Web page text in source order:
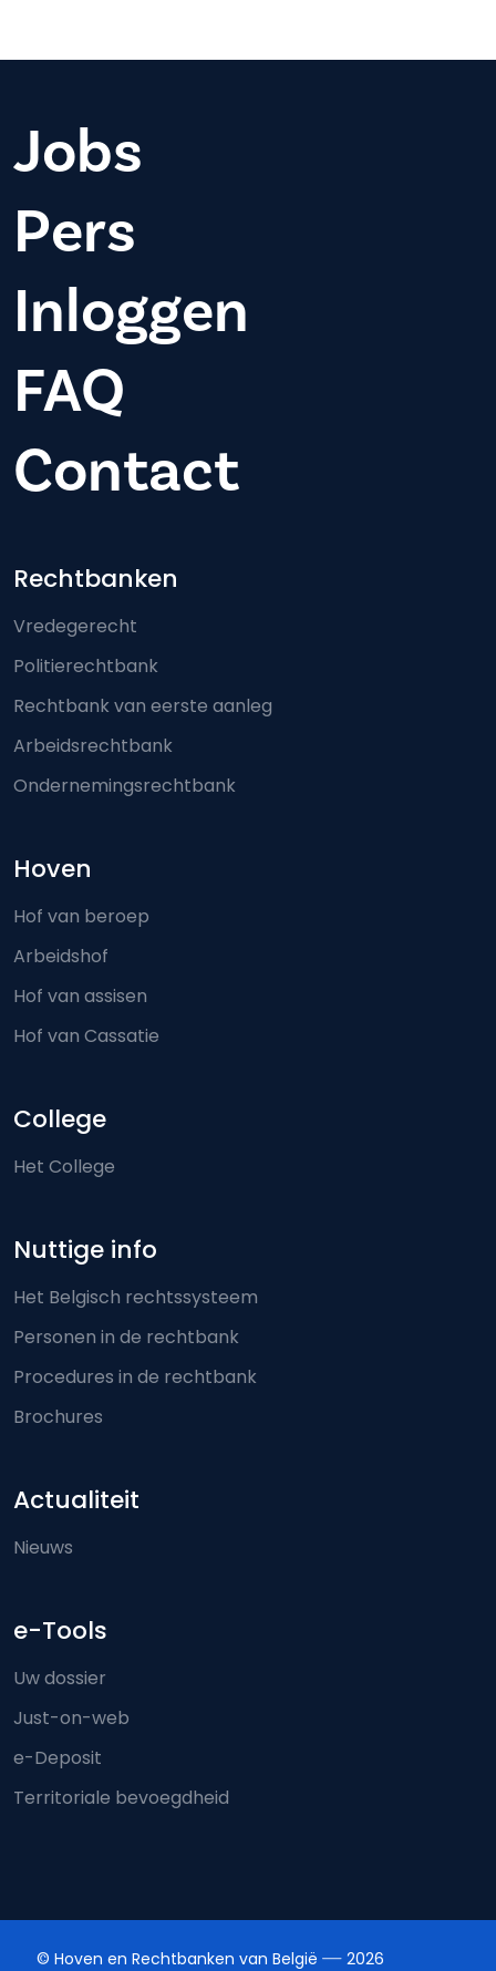
Jobs
Pers
Inloggen
FAQ
Contact
Footer-menu
Rechtbanken
Vredegerecht
Politierechtbank
Rechtbank van eerste aanleg
Arbeidsrechtbank
Ondernemingsrechtbank
Hoven
Hof van beroep
Arbeidshof
Hof van assisen
Hof van Cassatie
College
Het College
Nuttige info
Het Belgisch rechtssysteem
Personen in de rechtbank
Procedures in de rechtbank
Brochures
Actualiteit
Nieuws
e-Tools
Uw dossier
Just-on-web
e-Deposit
Territoriale bevoegdheid
© Hoven en Rechtbanken van België 2026